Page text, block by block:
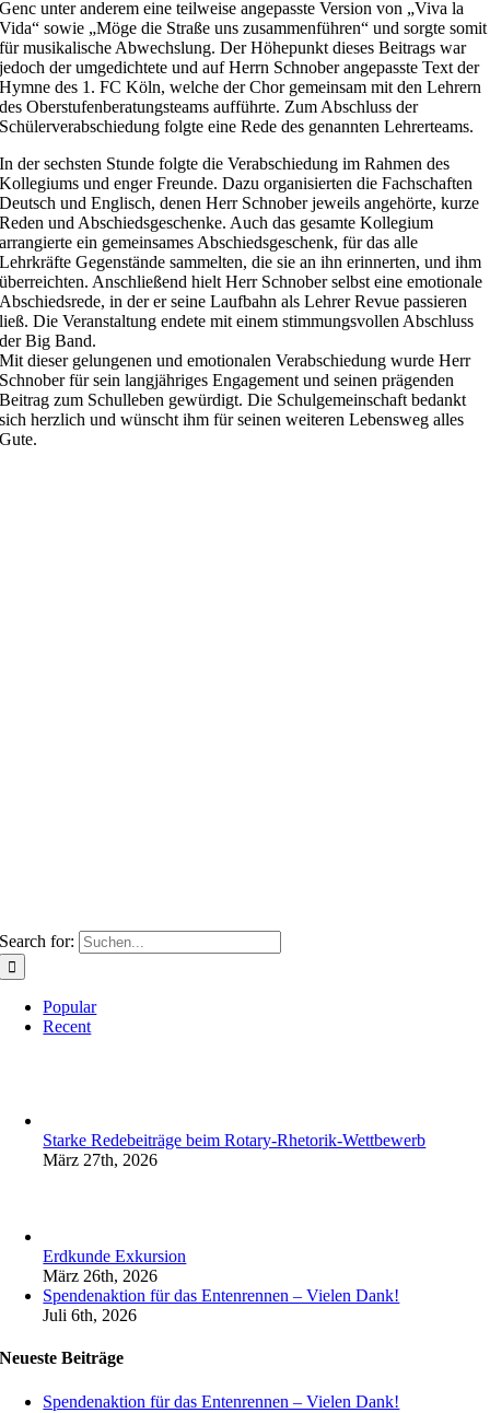
Genc unter anderem eine teilweise angepasste Version von „Viva la
Vida“ sowie „Möge die Straße uns zusammenführen“ und sorgte somit
für musikalische Abwechslung. Der Höhepunkt dieses Beitrags war
jedoch der umgedichtete und auf Herrn Schnober angepasste Text der
Hymne des 1. FC Köln, welche der Chor gemeinsam mit den Lehrern
des Oberstufenberatungsteams aufführte. Zum Abschluss der
Schülerverabschiedung folgte eine Rede des genannten Lehrerteams.
In der sechsten Stunde folgte die Verabschiedung im Rahmen des
Kollegiums und enger Freunde. Dazu organisierten die Fachschaften
Deutsch und Englisch, denen Herr Schnober jeweils angehörte, kurze
Reden und Abschiedsgeschenke. Auch das gesamte Kollegium
arrangierte ein gemeinsames Abschiedsgeschenk, für das alle
Lehrkräfte Gegenstände sammelten, die sie an ihn erinnerten, und ihm
überreichten. Anschließend hielt Herr Schnober selbst eine emotionale
Abschiedsrede, in der er seine Laufbahn als Lehrer Revue passieren
ließ. Die Veranstaltung endete mit einem stimmungsvollen Abschluss
der Big Band.
Mit dieser gelungenen und emotionalen Verabschiedung wurde Herr
Schnober für sein langjähriges Engagement und seinen prägenden
Beitrag zum Schulleben gewürdigt. Die Schulgemeinschaft bedankt
sich herzlich und wünscht ihm für seinen weiteren Lebensweg alles
Gute.
Search for:
Popular
Recent
Starke Redebeiträge beim Rotary-Rhetorik-Wettbewerb
März 27th, 2026
Erdkunde Exkursion
März 26th, 2026
Spendenaktion für das Entenrennen – Vielen Dank!
Juli 6th, 2026
Neueste Beiträge
Spendenaktion für das Entenrennen – Vielen Dank!